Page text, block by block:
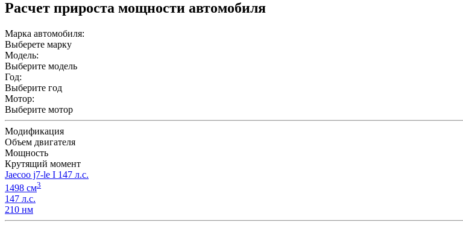
Расчет прироста мощности автомобиля
Марка автомобиля:
Выберете марку
Модель:
Выберите модель
Год:
Выберите год
Мотор:
Выберите мотор
Модификация
Объем двигателя
Мощность
Крутящий момент
Jaecoo j7-le I 147 л.с.
1498 см3
147 л.с.
210 нм